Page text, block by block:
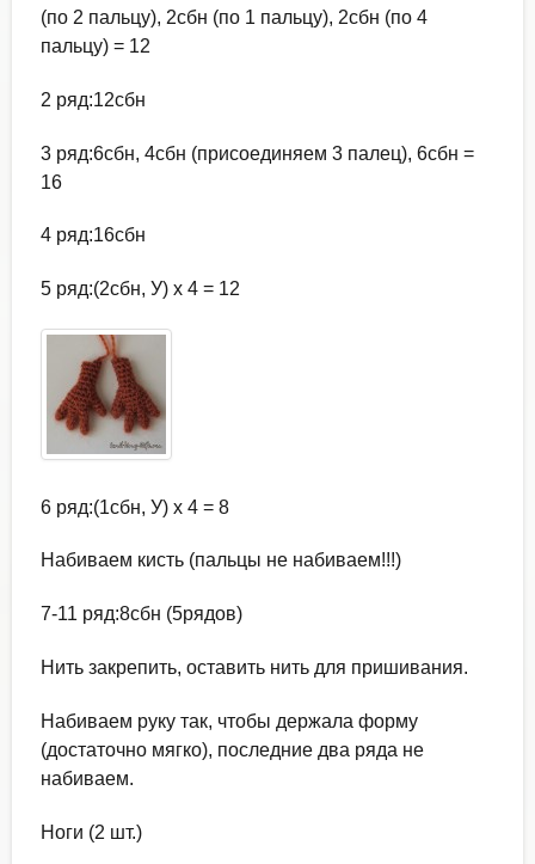
(по 2 пальцу), 2сбн (по 1 пальцу), 2сбн (по 4
пальцу) = 12
2 ряд:12сбн
3 ряд:6сбн, 4сбн (присоединяем 3 палец), 6сбн =
16
4 ряд:16сбн
5 ряд:(2сбн, У) х 4 = 12
6 ряд:(1сбн, У) х 4 = 8
Набиваем кисть (пальцы не набиваем!!!)
7-11 ряд:8сбн (5рядов)
Нить закрепить, оставить нить для пришивания.
Набиваем руку так, чтобы держала форму
(достаточно мягко), последние два ряда не
набиваем.
Ноги (2 шт.)